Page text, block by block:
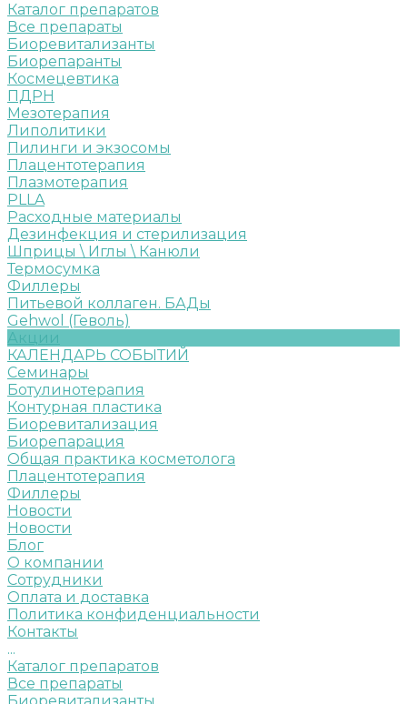
Каталог препаратов
Все препараты
Биоревитализанты
Биорепаранты
Космецевтика
ПДРН
Мезотерапия
Липолитики
Пилинги и экзосомы
Плацентотерапия
Плазмотерапия
PLLA
Расходные материалы
Дезинфекция и стерилизация
Шприцы \ Иглы \ Канюли
Термосумка
Филлеры
Питьевой коллаген. БАДы
Gehwol (Геволь)
Акции
КАЛЕНДАРЬ СОБЫТИЙ
Семинары
Ботулинотерапия
Контурная пластика
Биоревитализация
Биорепарация
Общая практика косметолога
Плацентотерапия
Филлеры
Новости
Новости
Блог
О компании
Сотрудники
Оплата и доставка
Политика конфиденциальности
Контакты
...
Каталог препаратов
Все препараты